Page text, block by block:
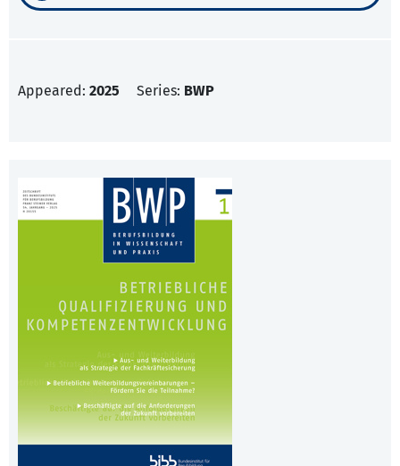
Appeared: 2025 Series: BWP